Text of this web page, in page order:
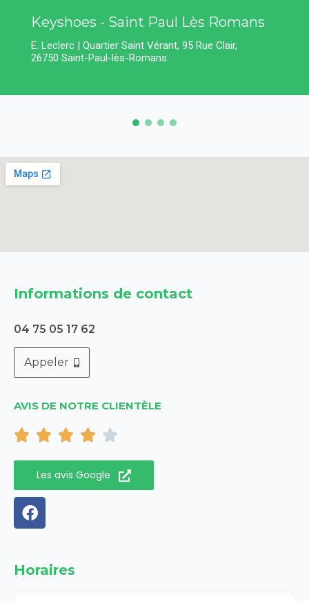
Keyshoes - Saint Paul Lès Romans
E. Leclerc | Quartier Saint Vérant, 95 Rue Clair,
26750 Saint-Paul-lès-Romans.
Informations de contact
04 75 05 17 62
Appeler
AVIS DE NOTRE CLIENTÈLE
    
Les avis Google
Horaires